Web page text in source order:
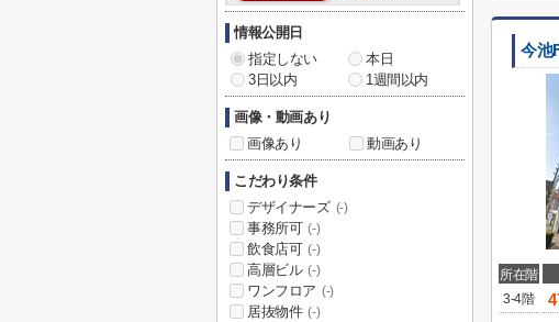
今池
所在階
3-4階
情報公開日
指定しない
本日
3日以内
1週間以内
画像・動画あり
画像あり
動画あり
こだわり条件
デザイナーズ (-)
事務所可 (-)
飲食店可 (-)
高層ビル (-)
ワンフロア (-)
居抜物件 (-)